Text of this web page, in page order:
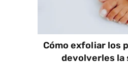
Cómo exfoliar los
devolverles la